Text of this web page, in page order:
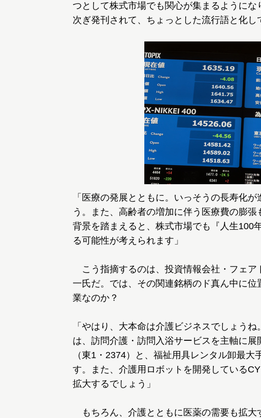
つとして株式市場でも関心が集まるように
次ぎ発刊されて、ちょっとした流行語と化し
「医療の発展とともに。いっそうの長寿化
う。また、高齢者の増加に伴う医療費の膨
背景を踏まえると、株式市場でも『人生100
る可能性が考えられます」
こう指摘するのは、投資情報会社・フェア
一氏だ。では、その関連銘柄のド真ん中に
業なのか？
「やはり、大本命は介護ビジネスでしょう
は、訪問介護・訪問入浴サービスを主軸に
（東1・2374）と、福祉用具レンタル卸最
す。また、介護用ロボットを開発している
拡大するでしょう」
もちろん、介護とともに医薬の需要も拡大